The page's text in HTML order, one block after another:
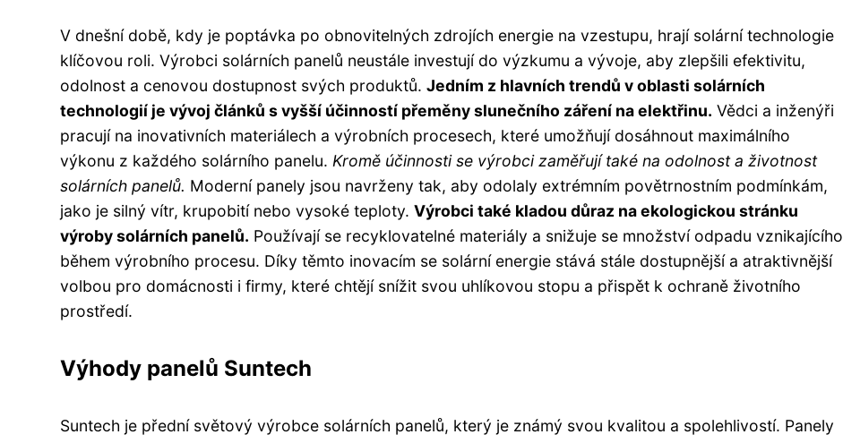
V dnešní době, kdy je poptávka po obnovitelných zdrojích energie na vzestupu, hrají solární technologie
klíčovou roli. Výrobci solárních panelů neustále investují do výzkumu a vývoje, aby zlepšili efektivitu,
odolnost a cenovou dostupnost svých produktů. Jedním z hlavních trendů v oblasti solárních
technologií je vývoj článků s vyšší účinností přeměny slunečního záření na elektřinu. Vědci a inženýři
pracují na inovativních materiálech a výrobních procesech, které umožňují dosáhnout maximálního
výkonu z každého solárního panelu. Kromě účinnosti se výrobci zaměřují také na odolnost a životnost
solárních panelů. Moderní panely jsou navrženy tak, aby odolaly extrémním povětrnostním podmínkám,
jako je silný vítr, krupobití nebo vysoké teploty. Výrobci také kladou důraz na ekologickou stránku
výroby solárních panelů. Používají se recyklovatelné materiály a snižuje se množství odpadu vznikajícího
během výrobního procesu. Díky těmto inovacím se solární energie stává stále dostupnější a atraktivnější
volbou pro domácnosti i firmy, které chtějí snížit svou uhlíkovou stopu a přispět k ochraně životního
prostředí.
Výhody panelů Suntech
Suntech je přední světový výrobce solárních panelů, který je známý svou kvalitou a spolehlivostí. Panely